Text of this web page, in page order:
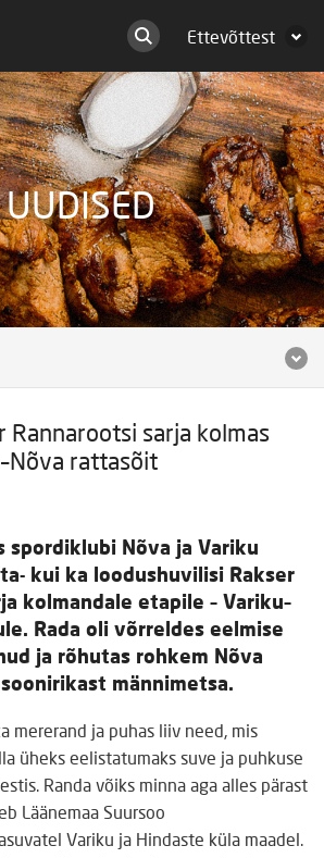
Ettevõttest
UUDISED
Rannarootsi sarja kolmas
rattasõit
spordiklubi Nõva ja Variku
kui ka loodushuvilisi Rakser
kolmandale etapile – Variku–
Rada oli võrreldes eelmise
ja rõhutas rohkem Nõva
männimetsa.
mererand ja puhas liiv need, mis
üheks eelistatumaks suve ja puhkuse
Randa võiks minna aga alles pärast
Läänemaa Suursoo
Variku ja Hindaste küla maadel.